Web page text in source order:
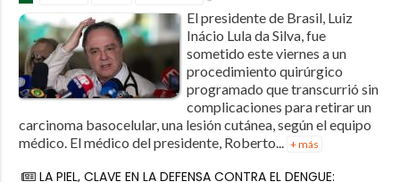
El presidente de Brasil, Luiz
Inácio Lula da Silva, fue
sometido este viernes a un
procedimiento quirúrgico
programado que transcurrió sin
complicaciones para retirar un
carcinoma basocelular, una lesión cutánea, según el equipo
médico. El médico del presidente, Roberto...
+ más
LA PIEL, CLAVE EN LA DEFENSA CONTRA EL DENGUE: